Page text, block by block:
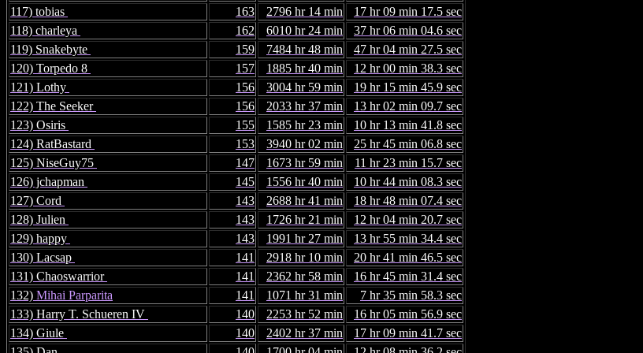
117) tobias
163 2796 hr 14 min
17 hr 09 min 17.5 sec
118) charleya
162 6010 hr 24 min
37 hr 06 min 04.6 sec
119) Snakebyte
159 7484 hr 48 min
47 hr 04 min 27.5 sec
120) Torpedo 8
157 1885 hr 40 min
12 hr 00 min 38.3 sec
121) Lothy
156 3004 hr 59 min
19 hr 15 min 45.9 sec
122) The Seeker
156 2033 hr 37 min
13 hr 02 min 09.7 sec
123) Osiris
155 1585 hr 23 min
10 hr 13 min 41.8 sec
124) RatBastard
153 3940 hr 02 min
25 hr 45 min 06.8 sec
125) NiseGuy75
147 1673 hr 59 min
11 hr 23 min 15.7 sec
126) jchapman
145 1556 hr 40 min
10 hr 44 min 08.3 sec
127) Cord
143 2688 hr 41 min
18 hr 48 min 07.4 sec
128) Julien
143 1726 hr 21 min
12 hr 04 min 20.7 sec
129) happy
143 1991 hr 27 min
13 hr 55 min 34.4 sec
130) Lacsap
141 2918 hr 10 min
20 hr 41 min 46.5 sec
131) Chaoswarrior
141 2362 hr 58 min
16 hr 45 min 31.4 sec
132) Mihai Parparita 141 1071 hr 31 min
7 hr 35 min 58.3 sec
133) Harry T. Schueren IV
140 2253 hr 52 min
16 hr 05 min 56.9 sec
134) Giule
140 2402 hr 37 min
17 hr 09 min 41.7 sec